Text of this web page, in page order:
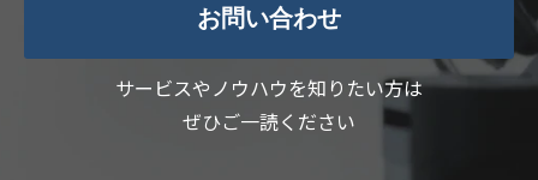
お問い合わせ
サービスやノウハウを知りたい方は
ぜひご一読ください